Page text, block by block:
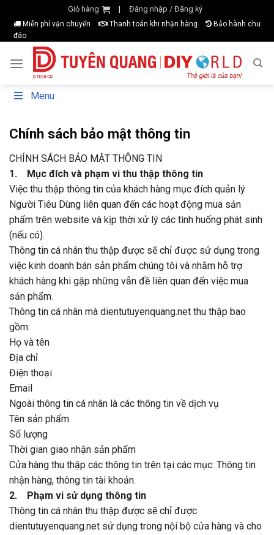
content
Giỏ hàng | Đăng nhập / Đăng ký
Miễn phí vận chuyển Thanh toán khi nhận hàng
Bảo hành chu
đáo
Menu
Chính sách bảo mật thông tin
CHÍNH SÁCH BẢO MẬT THÔNG TIN
1. Mục đích và phạm vi thu thập thông tin
Việc thu thập thông tin của khách hàng mục đích quản lý
Người Tiêu Dùng liên quan đến các hoạt động mua sản
phẩm trên website và kịp thời xử lý các tình huống phát sinh
(nếu có).
Thông tin cá nhân thu thập được sẽ chỉ được sử dụng trong
việc kinh doanh bán sản phẩm chúng tôi và nhằm hỗ trợ
khách hàng khi gặp những vẫn đề liên quan đến việc mua
sản phẩm.
Thông tin cá nhân mà dientutuyenquang.net thu thập bao
gồm:
Họ và tên
Địa chỉ
Điện thoại
Email
Ngoài thông tin cá nhân là các thông tin về dịch vụ
Tên sản phẩm
Số lượng
Thời gian giao nhận sản phẩm
Cửa hàng thu thập các thông tin trên tại các mục: Thông tin
nhận hàng, thông tin tài khoản.
2. Phạm vi sử dụng thông tin
Thông tin cá nhân thu thập được sẽ chỉ được
dientutuyenquang.net sử dụng trong nội bộ cửa hàng và cho